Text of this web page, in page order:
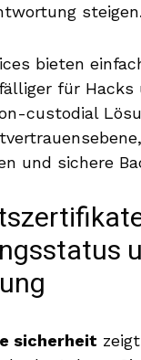
steigen.
bieten
für Hacks
custodial
und sichere
sicherheit